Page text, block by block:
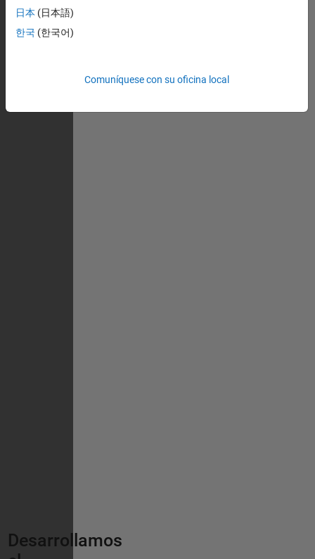
Desarrollamos
日本 (日本語)
한국 (한국어)
Comuníquese con su oficina local